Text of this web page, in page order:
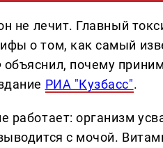
не лечит. Главный
о том, как самый
почему
РИА "Кузбасс".
работает: организм
с мочой.